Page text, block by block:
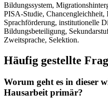
Bildungssystem,
PISA-Studie, Chancengleichheit,
Sprachförderung, institutionelle
Bildungsbeteiligung,
Zweitsprache, Selektion.
Häufig gestellte
Worum geht es in dieser
Hausarbeit primär?